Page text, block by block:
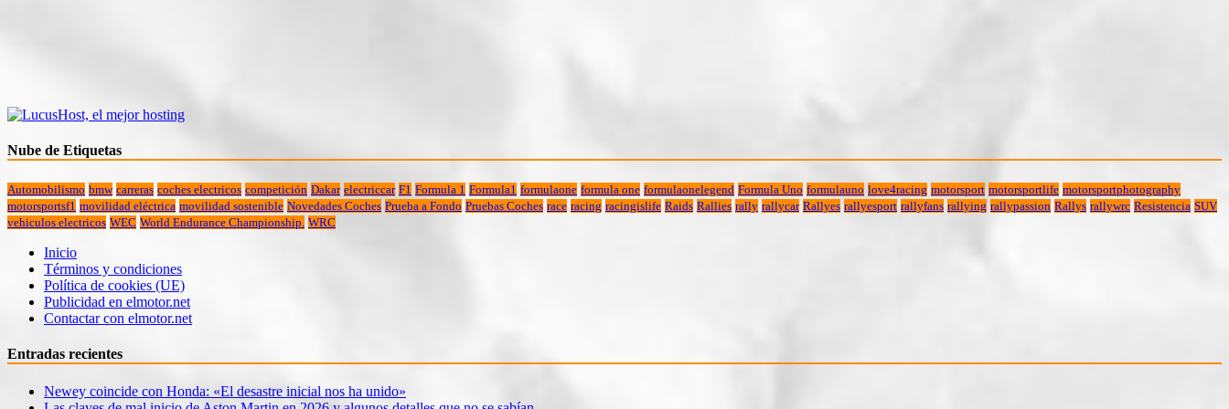
Nube de Etiquetas
Automobilismo bmw carreras coches electricos competición Dakar electriccar F1 Formula 1 Formula1 formulaone formula one formulaonelegend Formula Uno formulauno love4racing motorsport motorsportlife motorsportphotography
motorsportsf1 movilidad eléctrica movilidad sostenible Novedades Coches Prueba a Fondo Pruebas Coches race racing racingislife Raids Rallies rally rallycar Rallyes rallyesport rallyfans rallying rallypassion Rallys rallywrc Resistencia SUV
vehiculos electricos WEC World Endurance Championship. WRC
Inicio
Términos y condiciones
Política de cookies (UE)
Publicidad en elmotor.net
Contactar con elmotor.net
Entradas recientes
Newey coincide con Honda: «El desastre inicial nos ha unido»